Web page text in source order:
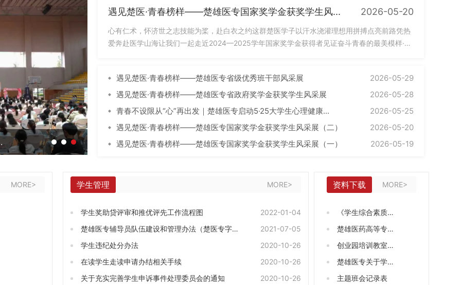
展
2026-05-20
遇见楚医·青春榜样——楚雄医专国家奖学金获奖学生风...
心有仁术，怀济世之志技能为桨，赴白衣之约这群楚医学子以汗水浇灌理想用拼搏点亮前路凭热
爱奔赴医学山海让我们一起走近2024—2025学年国家奖学金获得者见证奋斗青春的最美模样·
2026-05-29
遇见楚医·青春榜样——楚雄医专省级优秀班干部风采展
2026-05-28
遇见楚医·青春榜样——楚雄医专省政府奖学金获奖学生风采展
2026-05-25
青春不设限从“心”再出发｜楚雄医专启动5·25大学生心理健康...
2026-05-20
遇见楚医·青春榜样——楚雄医专国家奖学金获奖学生风采展（二）
2026-05-19
遇见楚医·青春榜样——楚雄医专国家奖学金获奖学生风采展（一）
MORE> MORE>
学生管理
2022-01-04
学生奖助贷评审和推优评先工作流程图
2021-07-05
楚雄医专辅导员队伍建设和管理办法（楚医专字
【202...
2020-10-26
学生违纪处分办法
2020-10-26
在读学生走读申请办结相关手续
2020-10-26
关于充实完善学生申诉事件处理委员会的通知
MORE>
资料下载
《学生综合素质测
评登记表》
楚雄医药高等专科
学校体育馆门厅场
地设备使用申请表
创业园培训教室使
用申请表(1)
楚雄医专关于学生
申请走读的相关规
主题班会记录表